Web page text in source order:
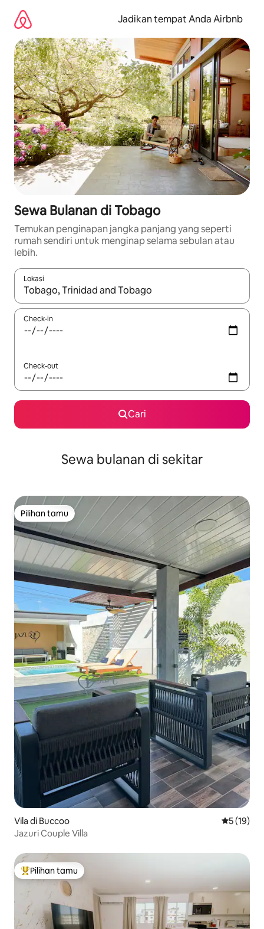
langsung
lihat
konten
Jadikan tempat Anda Airbnb
Sewa Bulanan di Tobago
Temukan penginapan jangka panjang yang seperti
rumah sendiri untuk menginap selama sebulan atau
lebih.
Lokasi
Jika hasil yang dicari tersedia, telusuri dengan tombol panah
Check-in
Check-out
Cari
Sewa bulanan di sekitar
Pilihan tamu
Pilihan tamu
Vila di Buccoo Nilai rata-
5 (19)
Jazuri Couple Villa
Pilihan tamu terpopuler
Pilihan tamu